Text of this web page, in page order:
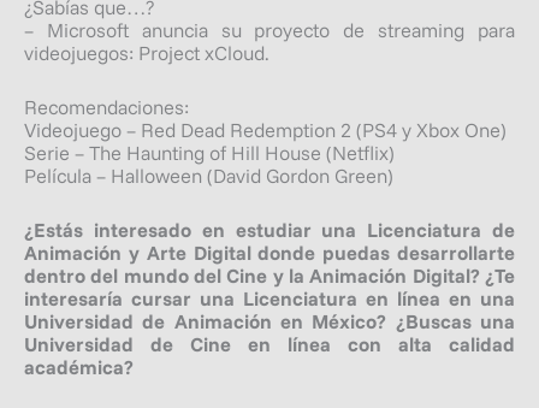
¿Sabías que…?
– Microsoft anuncia su proyecto de streaming para
videojuegos: Project xCloud.
Recomendaciones:
Videojuego – Red Dead Redemption 2 (PS4 y Xbox One)
Serie – The Haunting of Hill House (Netflix)
Película – Halloween (David Gordon Green)
¿Estás interesado en estudiar una Licenciatura de
Animación y Arte Digital donde puedas desarrollarte
dentro del mundo del Cine y la Animación Digital? ¿Te
interesaría cursar una Licenciatura en línea en una
Universidad de Animación en México? ¿Buscas una
Universidad de Cine en línea con alta calidad
académica?